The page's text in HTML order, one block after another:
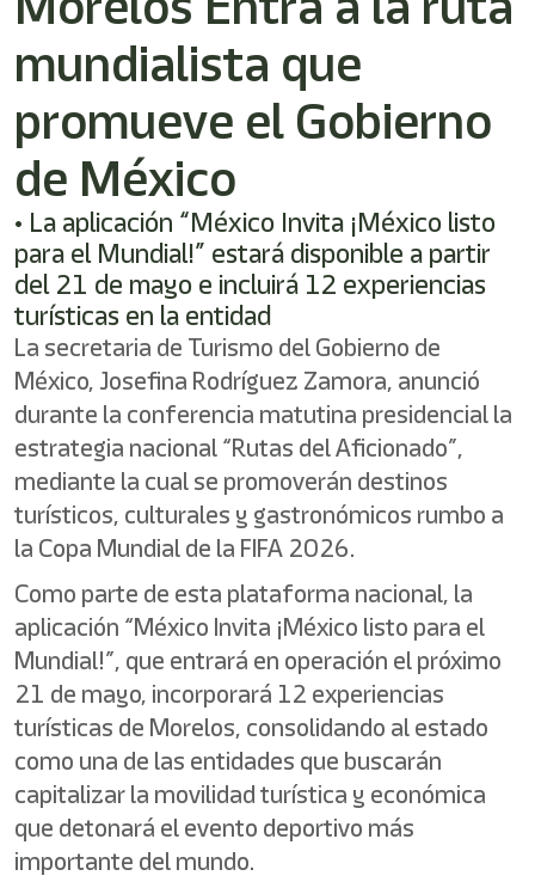
mundialista que
promueve el Gobierno
de México
• La aplicación “México Invita ¡México listo
para el Mundial!” estará disponible a partir
del 21 de mayo e incluirá 12 experiencias
turísticas en la entidad
La secretaria de Turismo del Gobierno de
México, Josefina Rodríguez Zamora, anunció
durante la conferencia matutina presidencial la
estrategia nacional “Rutas del Aficionado”,
mediante la cual se promoverán destinos
turísticos, culturales y gastronómicos rumbo a
la Copa Mundial de la FIFA 2026.
Como parte de esta plataforma nacional, la
aplicación “México Invita ¡México listo para el
Mundial!”, que entrará en operación el próximo
21 de mayo, incorporará 12 experiencias
turísticas de Morelos, consolidando al estado
como una de las entidades que buscarán
capitalizar la movilidad turística y económica
que detonará el evento deportivo más
importante del mundo.